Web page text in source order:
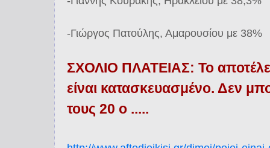
-Γιώργος Πατούλης, Αμαρουσίου με 38%
ΣΧΟΛΙΟ ΠΛΑΤΕΙΑΣ: Το
είναι κατασκευασμένο. Δεν
τους 20 ο .....